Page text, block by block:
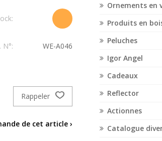
Ornements en
Produits en
Peluches
Igor Angel
Cadeaux
Reflector
Actionnes
Catalogue
N°: WE-A046
Rappeler
de cet article ›